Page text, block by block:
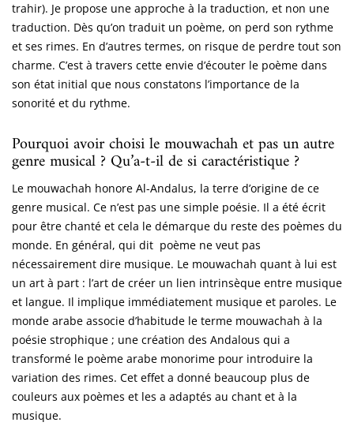
trahir). Je propose une approche à la traduction, et non une
traduction. Dès qu’on traduit un poème, on perd son rythme
et ses rimes. En d’autres termes, on risque de perdre tout son
charme. C’est à travers cette envie d’écouter le poème dans
son état initial que nous constatons l’importance de la
sonorité et du rythme.
Pourquoi avoir choisi le mouwachah et pas un autre
genre musical ? Qu’a-t-il de si caractéristique ?
Le mouwachah honore Al-Andalus, la terre d’origine de ce
genre musical. Ce n’est pas une simple poésie. Il a été écrit
pour être chanté et cela le démarque du reste des poèmes du
monde. En général, qui dit poème ne veut pas
nécessairement dire musique. Le mouwachah quant à lui est
un art à part : l’art de créer un lien intrinsèque entre musique
et langue. Il implique immédiatement musique et paroles. Le
monde arabe associe d’habitude le terme mouwachah à la
poésie strophique ; une création des Andalous qui a
transformé le poème arabe monorime pour introduire la
variation des rimes. Cet effet a donné beaucoup plus de
couleurs aux poèmes et les a adaptés au chant et à la
musique.